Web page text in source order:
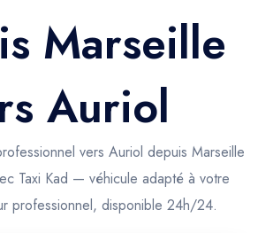
Marseille
Auriol
vers Auriol depuis Marseille
Taxi Kad — véhicule adapté à votre
professionnel, disponible 24h/24.